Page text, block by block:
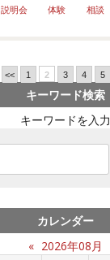
説明会 体験 相談
<< 1 2 3 4 5
キーワード検索
キーワードを入力
カレンダー
« 2026年08月